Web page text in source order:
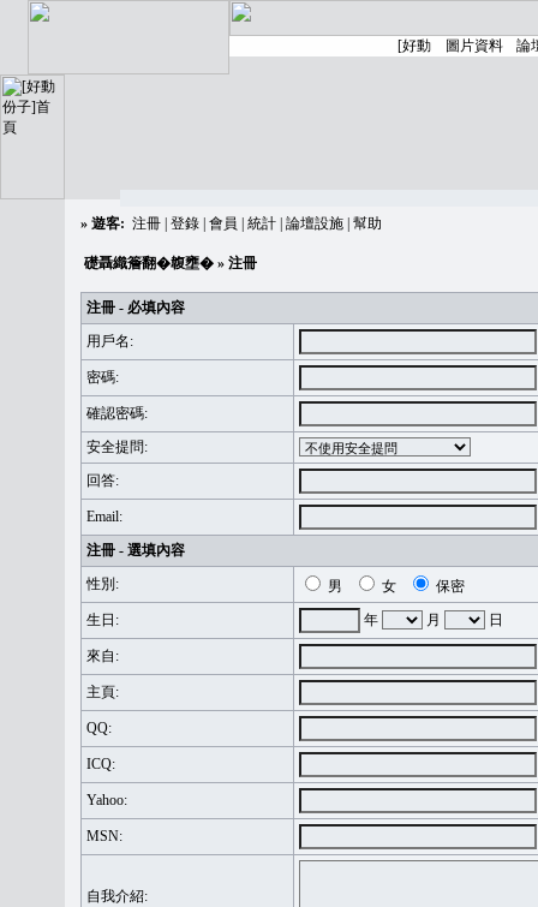
» 遊客: 注冊 登錄 會員 統計 論壇設施 幫助
礎聶織簷翻�䪖壅� » 注冊
注冊 - 必填內容
用戶名:
密碼:
確認密碼:
安全提問:
回答:
Email:
注冊 - 選填內容
性別:
男 女
保密
生日:
年 月 日
來自:
主頁:
QQ:
ICQ:
Yahoo:
MSN:
自我介紹: